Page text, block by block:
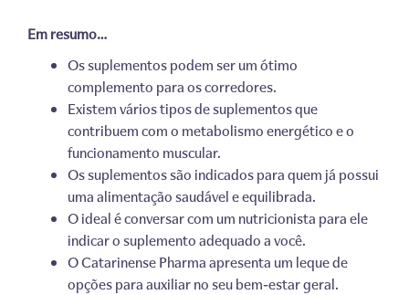
Em resumo…
Os suplementos podem ser um ótimo
complemento para os corredores.
Existem vários tipos de suplementos que
contribuem com o metabolismo energético e o
funcionamento muscular.
Os suplementos são indicados para quem já possui
uma alimentação saudável e equilibrada.
O ideal é conversar com um nutricionista para ele
indicar o suplemento adequado a você.
O Catarinense Pharma apresenta um leque de
opções para auxiliar no seu bem-estar geral.